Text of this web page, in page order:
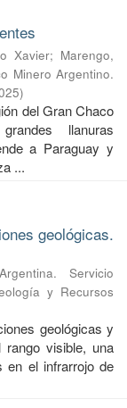
Xavier; Marengo,
Minero Argentino.
)
del Gran Chaco
llanuras
a Paraguay y
...
geológicas.
Argentina. Servicio
y Recursos
geológicas y
visible, una
en el infrarrojo de